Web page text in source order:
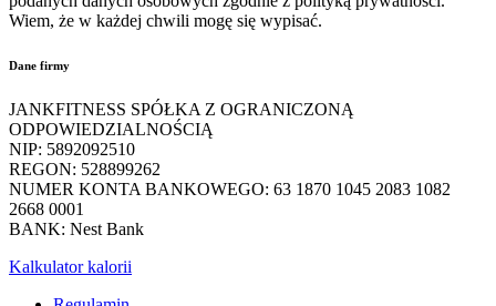
Wiem, że w każdej chwili mogę się wypisać.
Dane firmy
JANKFITNESS SPÓŁKA Z OGRANICZONĄ
ODPOWIEDZIALNOŚCIĄ
NIP: 5892092510
REGON: 528899262
NUMER KONTA BANKOWEGO: 63 1870 1045 2083 1082
2668 0001
BANK: Nest Bank
Kalkulator kalorii